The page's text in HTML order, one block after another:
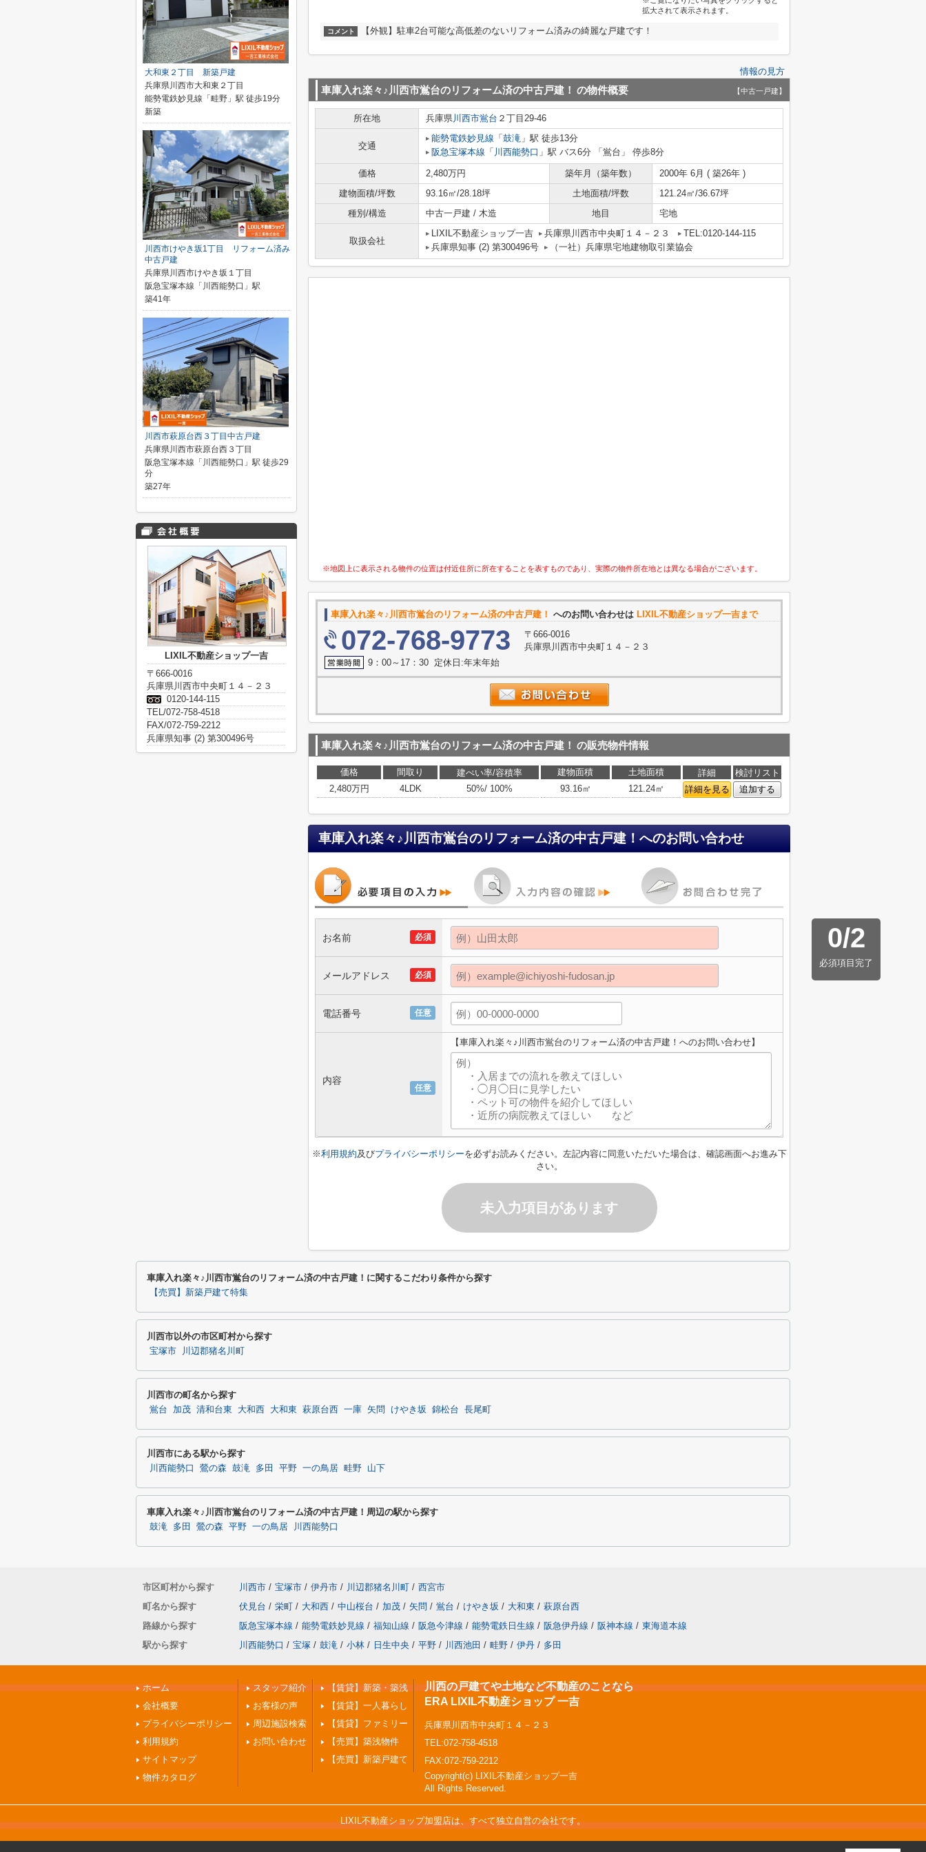
拡大されて表示されます。
コメント 【外観】駐車2台可能な高低差のないリフォーム済みの綺麗な戸建です！
情報の見方
車庫入れ楽々♪川西市鴬台のリフォーム済の中古戸建！ の物件概要 【中古一戸建】
所在地 兵庫県川西市鴬台 ２丁目29-46
交通
能勢電鉄妙見線 「 鼓滝 」駅 徒歩13分
阪急宝塚本線 「 川西能勢口 」駅 バス6分 「鴬台」 停歩8分
価格 2,480万円 築年月（築年数）
2000年 6月 ( 築26年 )
建物面積/坪数
93.16㎡/28.18坪 土地面積/坪数
121.24㎡/36.67坪
種別/構造
中古一戸建 / 木造 地目 宅地
取扱会社
LIXIL不動産ショップ一吉 兵庫県川西市中央町１４－２３
TEL:0120-144-115
兵庫県知事 (2) 第300496号
（一社）兵庫県宅地建物取引業協会
※地図上に表示される物件の位置は付近住所に所在することを表すものであり、実際の物件所在地とは異なる場合がございます。
車庫入れ楽々♪川西市鴬台のリフォーム済の中古戸建！ へのお問い合わせは LIXIL不動産ショップ一吉まで
072-768-9773
〒666-0016
兵庫県川西市中央町１４－２３
9：00～17：30 定休日:年末年始
車庫入れ楽々♪川西市鴬台のリフォーム済の中古戸建！ の販売物件情報
価格 間取り 建ぺい率/容積率 建物面積 土地面積 詳細
検討リスト
2,480万円
4LDK 50%/ 100% 93.16㎡ 121.24㎡ 詳細を見る 追加する
車庫入れ楽々♪川西市鴬台のリフォーム済の中古戸建！ へのお問い合わせ
0/2
必須項目完了
必須
お名前
必須
メールアドレス
任意
電話番号
任意
内容
【車庫入れ楽々♪川西市鴬台のリフォーム済の中古戸建！へのお問い合わせ】
※利用規約及びプライバシーポリシーを必ずお読みください。左記内容に同意いただいた場合は、確認画面へお進み下
さい。
未入力項目があります
大和東２丁目 新築戸建
兵庫県川西市大和東２丁目
能勢電鉄妙見線「畦野」駅 徒歩19分
新築
川西市けやき坂1丁目 リフォーム済み
中古戸建
兵庫県川西市けやき坂１丁目
阪急宝塚本線「川西能勢口」駅
築41年
川西市萩原台西３丁目中古戸建
兵庫県川西市萩原台西３丁目
阪急宝塚本線「川西能勢口」駅 徒歩29
分
築27年
LIXIL不動産ショップ一吉
〒666-0016
兵庫県川西市中央町１４－２３
0120-144-115
TEL/072-758-4518
FAX/072-759-2212
兵庫県知事 (2) 第300496号
車庫入れ楽々♪川西市鴬台のリフォーム済の中古戸建！に関するこだわり条件から探す
【売買】新築戸建て特集
川西市以外の市区町村から探す
宝塚市 川辺郡猪名川町
川西市の町名から探す
鴬台 加茂 清和台東 大和西 大和東 萩原台西 一庫 矢問 けやき坂 錦松台 長尾町
川西市にある駅から探す
川西能勢口 鶯の森 鼓滝 多田 平野 一の鳥居 畦野 山下
車庫入れ楽々♪川西市鴬台のリフォーム済の中古戸建！周辺の駅から探す
鼓滝 多田 鶯の森 平野 一の鳥居 川西能勢口
市区町村から探す 川西市 / 宝塚市 / 伊丹市 / 川辺郡猪名川町 / 西宮市
町名から探す
伏見台 / 栄町 / 大和西 / 中山桜台 / 加茂 / 矢問 / 鴬台 / けやき坂 / 大和東 / 萩原台西
路線から探す
阪急宝塚本線 / 能勢電鉄妙見線 / 福知山線 / 阪急今津線 / 能勢電鉄日生線 / 阪急伊丹線 / 阪神本線 / 東海道本線
駅から探す
川西能勢口 / 宝塚 / 鼓滝 / 小林 / 日生中央 / 平野 / 川西池田 / 畦野 / 伊丹 / 多田
ホーム
会社概要
プライバシーポリシー
利用規約
サイトマップ
物件カタログ
スタッフ紹介
お客様の声
周辺施設検索
お問い合わせ
【賃貸】新築・築浅
【賃貸】一人暮らし
【賃貸】ファミリー
【売買】築浅物件
【売買】新築戸建て
川西の戸建てや土地など不動産のことなら
ERA LIXIL不動産ショップ 一吉
兵庫県川西市中央町１４－２３
TEL:072-758-4518
FAX:072-759-2212
Copyright(c) LIXIL不動産ショップ一吉
All Rights Reserved.
LIXIL不動産ショップ加盟店は、すべて独立自営の会社です。